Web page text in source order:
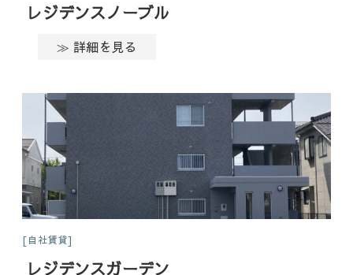
レジデンスノーブル
≫ 詳細を見る
自社賃貸
レジデンスガーデン